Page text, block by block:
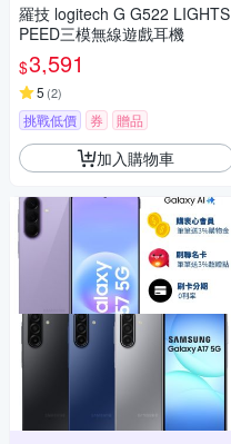
羅技 logitech G G522 LIGHTS
PEED三模無線遊戲耳機
$3,591
5 (2)
挑戰低價 券 贈品
加入購物車